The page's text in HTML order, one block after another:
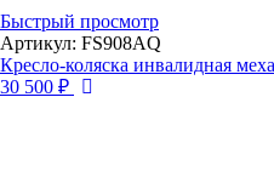
Быстрый просмотр
Артикул: FS908AQ
Кресло-коляска инвалидная
30 500 ₽